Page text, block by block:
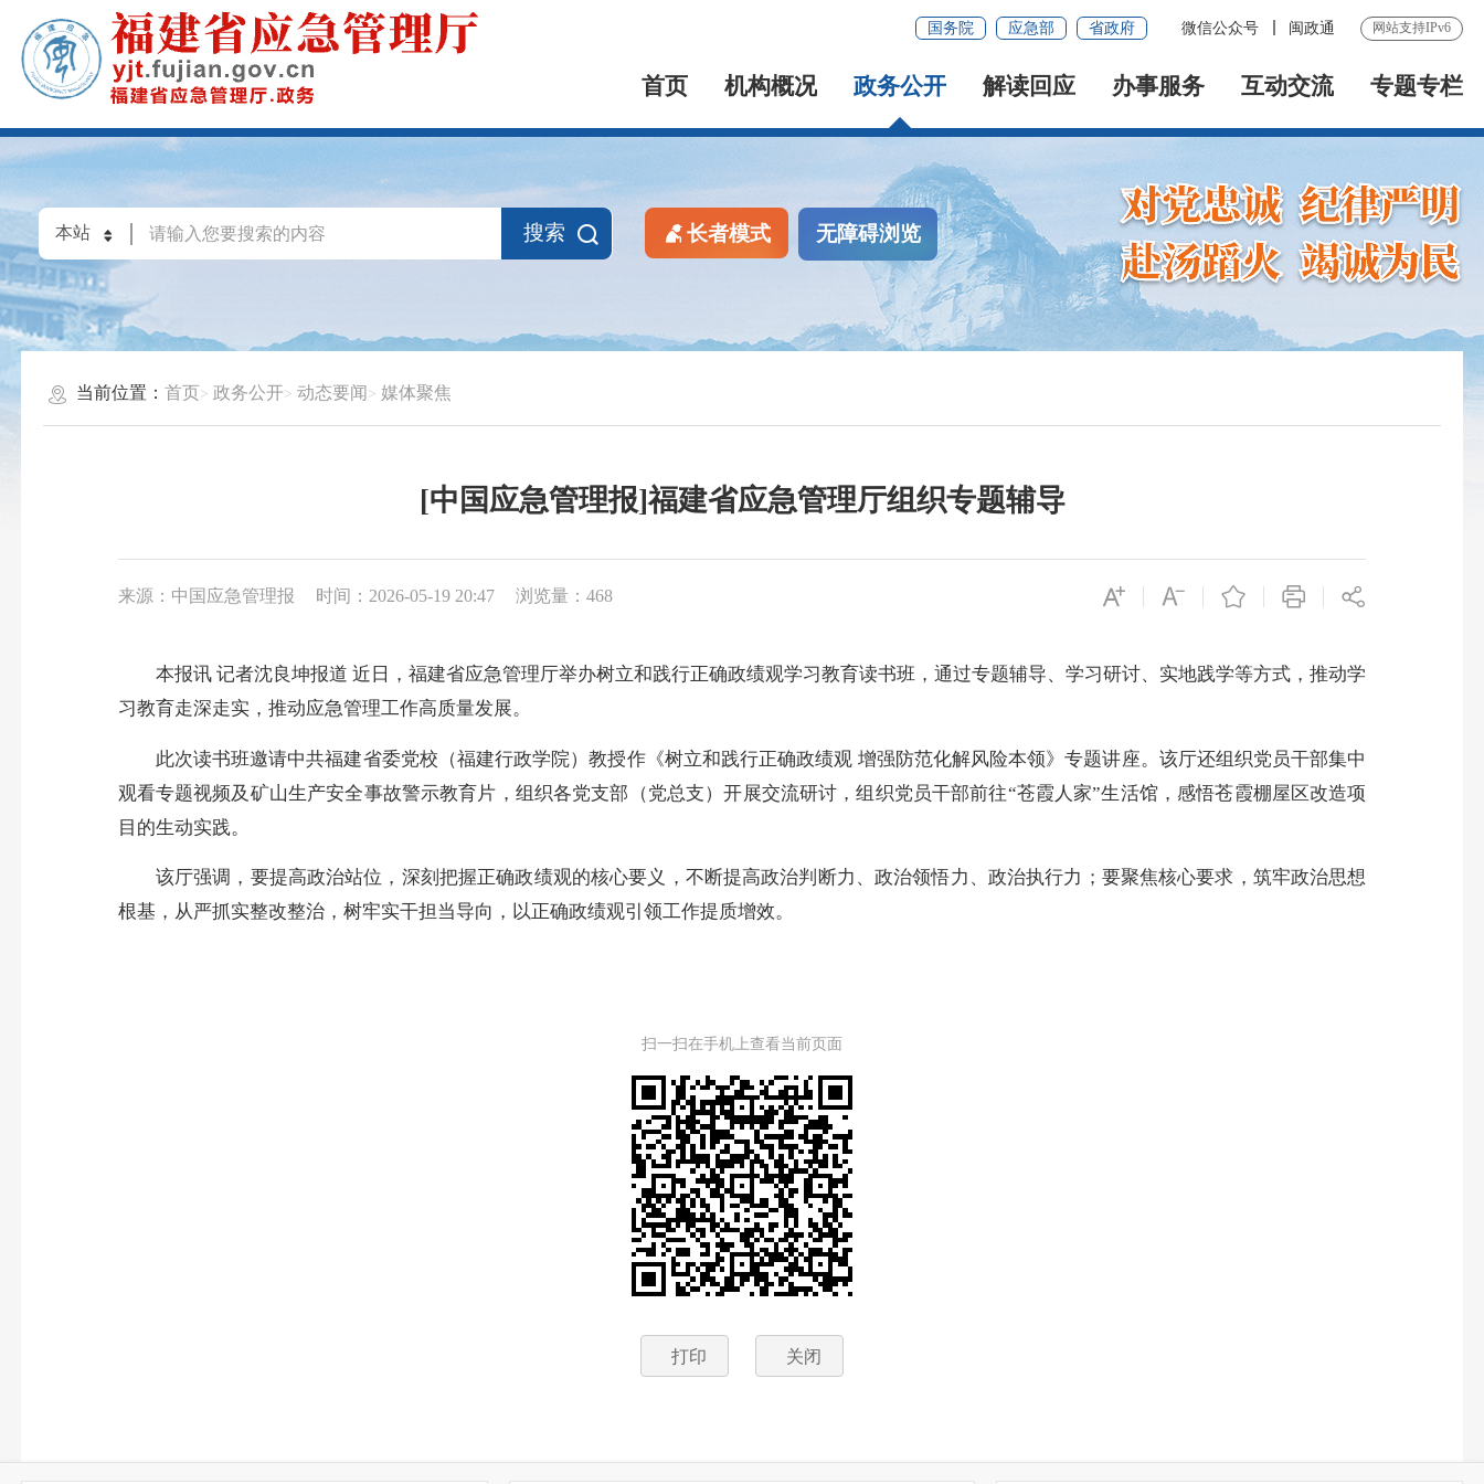
国务院 应急部 省政府 微信公众号 闽政通 网站支持IPv6
首页 机构概况 政务公开 解读回应 办事服务 互动交流 专题专栏
搜索 长者模式 无障碍浏览
当前位置：首页 政务公开 动态要闻 媒体聚焦
[中国应急管理报]福建省应急管理厅组织专题辅导
来源：中国应急管理报 时间：2026-05-19 20:47 浏览量：468
本报讯 记者沈良坤报道 近日，福建省应急管理厅举办树立和践行正确政绩观学习教育读书班，通过专题辅导、学习研讨、实地践学等方式，推动学
习教育走深走实，推动应急管理工作高质量发展。
此次读书班邀请中共福建省委党校（福建行政学院）教授作《树立和践行正确政绩观 增强防范化解风险本领》专题讲座。该厅还组织党员干部集中
观看专题视频及矿山生产安全事故警示教育片，组织各党支部（党总支）开展交流研讨，组织党员干部前往“苍霞人家”生活馆，感悟苍霞棚屋区改造项
目的生动实践。
该厅强调，要提高政治站位，深刻把握正确政绩观的核心要义，不断提高政治判断力、政治领悟力、政治执行力；要聚焦核心要求，筑牢政治思想
根基，从严抓实整改整治，树牢实干担当导向，以正确政绩观引领工作提质增效。
扫一扫在手机上查看当前页面
打印 关闭